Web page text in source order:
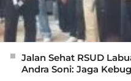
Jalan Sehat RSUD
Andra Soni: Jaga